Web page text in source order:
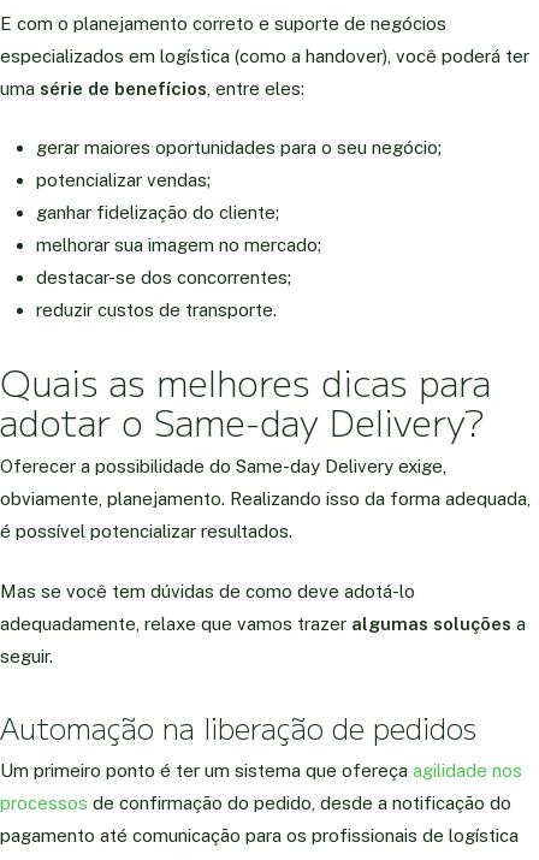
E com o planejamento correto e suporte de negócios
especializados em logística (como a handover), você poderá ter
uma série de benefícios , entre eles:
gerar maiores oportunidades para o seu negócio;
potencializar vendas;
ganhar fidelização do cliente;
melhorar sua imagem no mercado;
destacar-se dos concorrentes;
reduzir custos de transporte.
Quais as melhores dicas para
adotar o Same-day Delivery?
Oferecer a possibilidade do Same-day Delivery exige,
obviamente, planejamento. Realizando isso da forma adequada,
é possível potencializar resultados.
Mas se você tem dúvidas de como deve adotá-lo
adequadamente, relaxe que vamos trazer algumas soluções a
seguir.
Automação na liberação de pedidos
Um primeiro ponto é ter um sistema que ofereça agilidade nos
processos de confirmação do pedido, desde a notificação do
pagamento até comunicação para os profissionais de logística